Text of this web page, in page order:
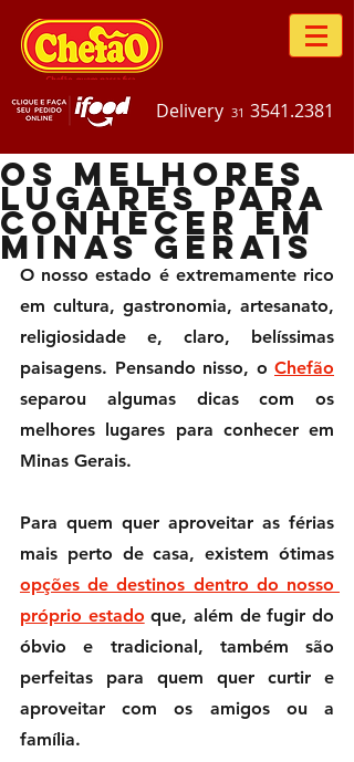
Delivery 31 3541.2381
Os melhores
lugares para
conhecer em
Minas Gerais
O nosso estado é extremamente rico
em cultura, gastronomia, artesanato,
religiosidade e, claro, belíssimas
paisagens. Pensando nisso, o Chefão
separou algumas dicas com os
melhores lugares para conhecer em
Minas Gerais.
Para quem quer aproveitar as férias
opções de destinos dentro do nosso
próprio estado que, além de fugir do
óbvio e tradicional, também são
perfeitas para quem quer curtir e
aproveitar com os amigos ou a
família.